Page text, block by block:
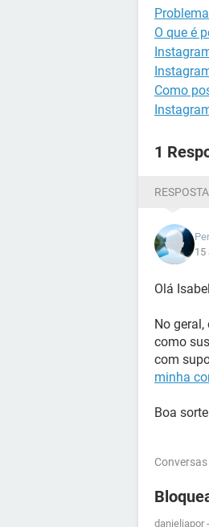
O que é
Como
1
15
Olá
No
como
com
minha
Boa sorte
danieljapor -